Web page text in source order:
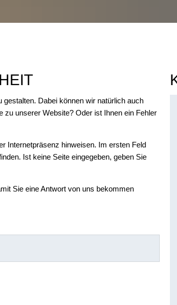
Dabei können wir natürlich auch
unserer Website? Oder ist Ihnen ein Fehler
Internetpräsenz hinweisen. Im ersten Feld
Ist keine Seite eingegeben, geben Sie
Sie eine Antwort von uns bekommen